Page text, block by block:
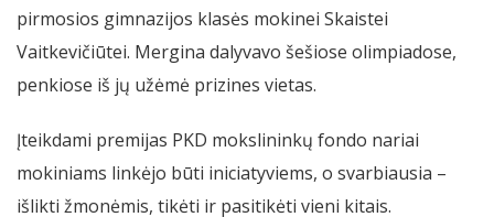
pirmosios gimnazijos klasės mokinei Skaistei
Vaitkevičiūtei. Mergina dalyvavo šešiose olimpiadose,
penkiose iš jų užėmė prizines vietas.
Įteikdami premijas PKD mokslininkų fondo nariai
mokiniams linkėjo būti iniciatyviems, o svarbiausia –
išlikti žmonėmis, tikėti ir pasitikėti vieni kitais.